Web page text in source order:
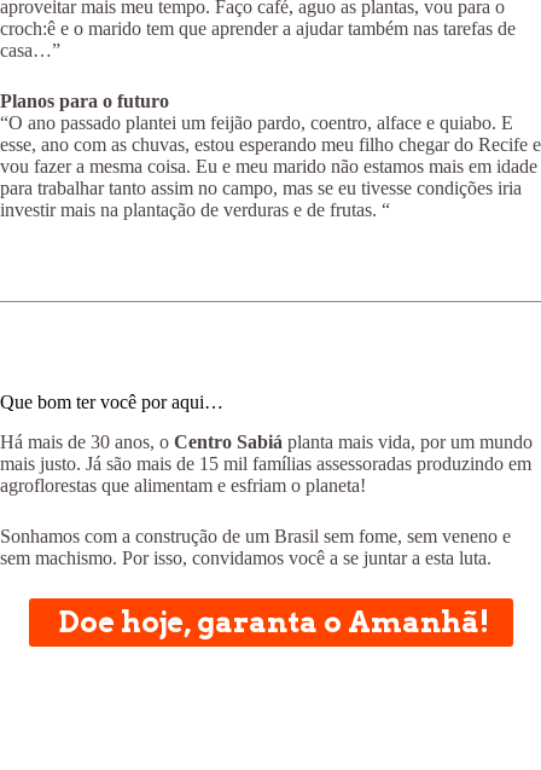
aproveitar mais meu tempo. Faço café, aguo as plantas, vou para o
croch:ê e o marido tem que aprender a ajudar também nas tarefas de
casa…”
Planos para o futuro
“O ano passado plantei um feijão pardo, coentro, alface e quiabo. E
esse, ano com as chuvas, estou esperando meu filho chegar do Recife e
vou fazer a mesma coisa. Eu e meu marido não estamos mais em idade
para trabalhar tanto assim no campo, mas se eu tivesse condições iria
investir mais na plantação de verduras e de frutas. “
Que bom ter você por aqui…
Há mais de 30 anos, o Centro Sabiá planta mais vida, por um mundo
mais justo. Já são mais de 15 mil famílias assessoradas produzindo em
agroflorestas que alimentam e esfriam o planeta!
Sonhamos com a construção de um Brasil sem fome, sem veneno e
sem machismo. Por isso, convidamos você a se juntar a esta luta.
Doe hoje, garanta o Amanhã!